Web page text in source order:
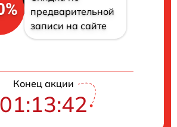
предварительной
записи на сайте
Конец акции
01:13:42